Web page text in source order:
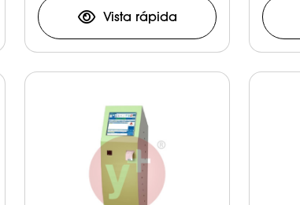
Vista rápida